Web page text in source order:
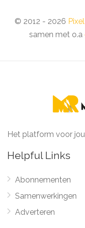
© 2012 - 2026
samen met o.a
Het platform voor
Helpful Links
Abonnementen
Samenwerkingen
Adverteren